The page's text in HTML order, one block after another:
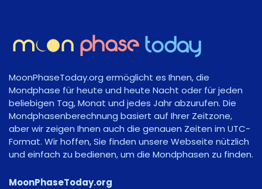
MoonPhaseToday.org ermöglicht es Ihnen, die
Mondphase für heute und heute Nacht oder für jeden
beliebigen Tag, Monat und jedes Jahr abzurufen. Die
Mondphasenberechnung basiert auf Ihrer Zeitzone,
aber wir zeigen Ihnen auch die genauen Zeiten im UTC-
Format. Wir hoffen, Sie finden unsere Webseite nützlich
und einfach zu bedienen, um die Mondphasen zu finden.
MoonPhaseToday.org